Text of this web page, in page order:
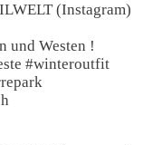
(Instagram)
und Westen !
#winteroutfit